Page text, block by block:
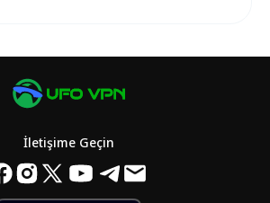
İletişime Geçin